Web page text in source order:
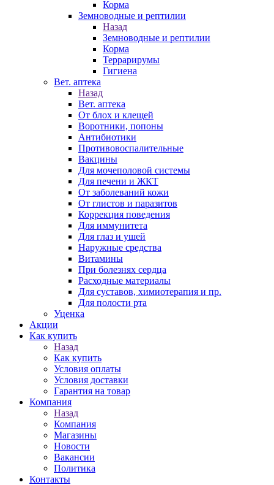
Корма
Земноводные и рептилии
Назад
Земноводные и рептилии
Корма
Террарирумы
Гигиена
Вет. аптека
Назад
Вет. аптека
От блох и клещей
Воротники, попоны
Антибиотики
Противовоспалительные
Вакцины
Для мочеполовой системы
Для печени и ЖКТ
От заболеваний кожи
От глистов и паразитов
Коррекция поведения
Для иммунитета
Для глаз и ушей
Наружные средства
Витамины
При болезнях сердца
Расходные материалы
Для суставов, химиотерапия и пр.
Для полости рта
Уценка
Акции
Как купить
Назад
Как купить
Условия оплаты
Условия доставки
Гарантия на товар
Компания
Назад
Компания
Магазины
Новости
Вакансии
Политика
Контакты